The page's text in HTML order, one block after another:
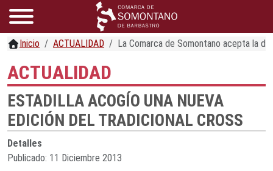
Inicio ACTUALIDAD La Comarca de Somontano acepta la
ACTUALIDAD
ESTADILLA ACOGÍO UNA NUEVA
EDICIÓN DEL TRADICIONAL CROSS
Detalles
Publicado: 11 Diciembre 2013